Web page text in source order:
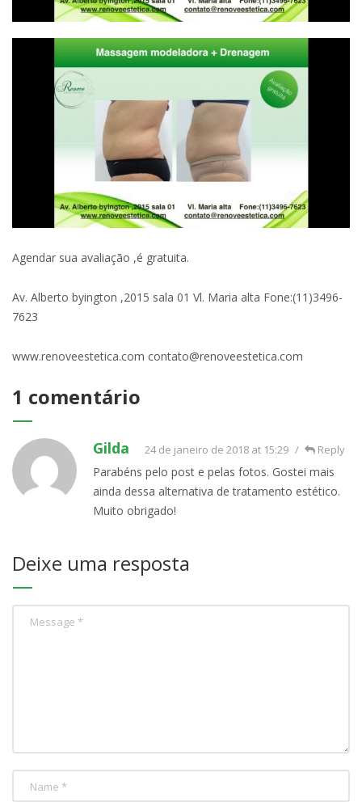
Agendar sua avaliação ,é gratuita.
Av. Alberto byington ,2015 sala 01 Vl. Maria alta Fone:(11)3496-
7623
www.renoveestetica.com contato@renoveestetica.com
1 comentário
Gilda 24 de janeiro de 2018 at 15:29 Reply
Parabéns pelo post e pelas fotos. Gostei mais
ainda dessa alternativa de tratamento estético.
Muito obrigado!
Deixe uma resposta